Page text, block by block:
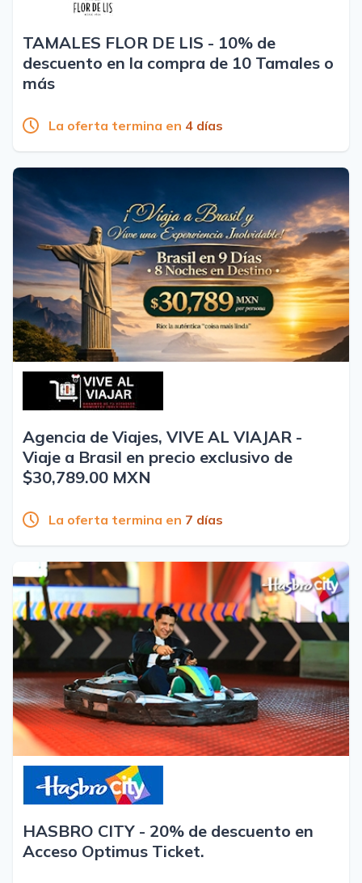
TAMALES FLOR DE LIS - 10% de
descuento en la compra de 10 Tamales o
más
La oferta termina en 4 días
Agencia de Viajes, VIVE AL VIAJAR -
Viaje a Brasil en precio exclusivo de
$30,789.00 MXN
La oferta termina en 7 días
HASBRO CITY - 20% de descuento en
Acceso Optimus Ticket.